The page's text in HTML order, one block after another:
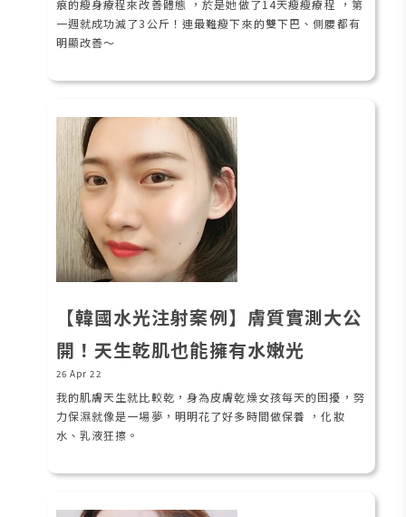
痕的瘦身療程來改善體態 ，於是她做了14天瘦瘦療程 ，第
一週就成功減了3公斤！連最難瘦下來的雙下巴、側腰都有
明顯改善～
【韓國水光注射案例】膚質實測大公
開！天生乾肌也能擁有水嫩光
26 Apr 22
我的肌膚天生就比較乾，身為皮膚乾燥女孩每天的困擾，努
力保濕就像是一場夢，明明花了好多時間做保養 ，化妝
水、乳液狂擦。